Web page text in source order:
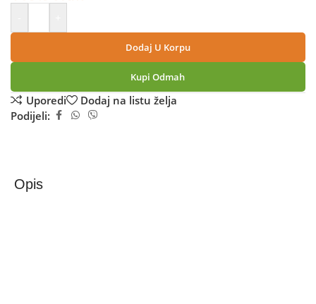
Dodaj U Korpu
Kupi Odmah
Uporedi
Dodaj na listu želja
Podijeli:
Opis